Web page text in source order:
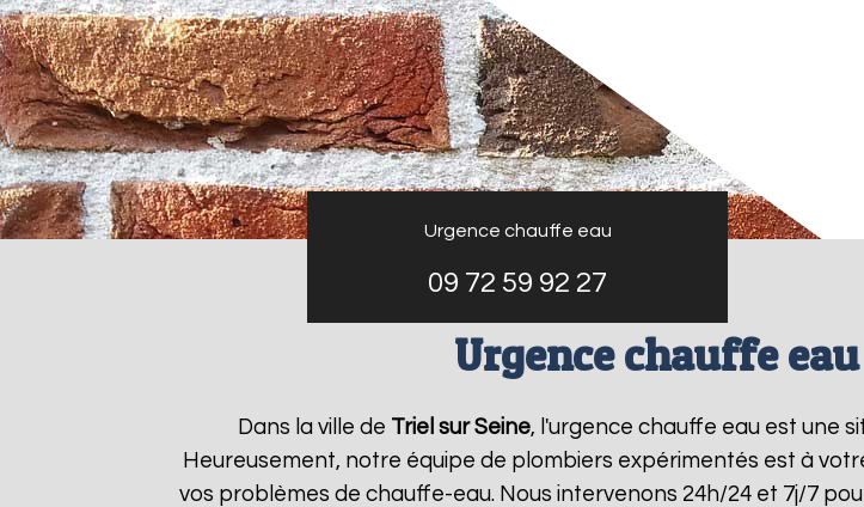
Urgence chauffe eau
09 72 59 92 27
Urgence chauffe
Dans la ville de Triel sur Seine, l'urgence chauffe eau est une
Heureusement, notre équipe de plombiers expérimentés est à
vos problèmes de chauffe-eau. Nous intervenons 24h/24 et 7j/7